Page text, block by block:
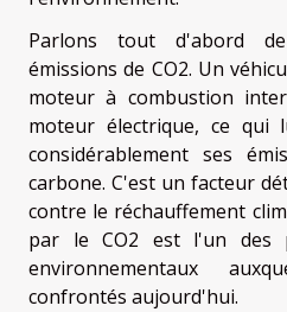
Parlons tout d'abord
émissions de CO2. Un
moteur à combustion
moteur électrique, ce qui
considérablement ses
carbone. C'est un facteur
contre le réchauffement
par le CO2 est l'un des
environnementaux
confrontés aujourd'hui.